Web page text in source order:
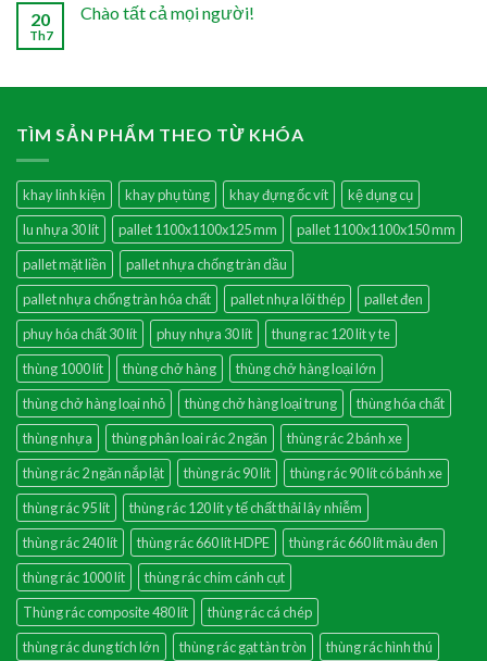
20
Th7
Chào tất cả mọi người!
TÌM SẢN PHẨM THEO TỪ KHÓA
khay linh kiện khay phụ tùng khay đựng ốc vít
kệ dụng cụ
lu nhựa 30 lít
pallet 1100x1100x125 mm
pallet 1100x1100x150 mm
pallet mặt liền
pallet nhựa chống tràn dầu
pallet nhựa chống tràn hóa chất
pallet nhựa lõi thép
pallet đen
phuy hóa chất 30 lít
phuy nhựa 30 lít
thung rac 120 lit y te
thùng 1000 lít
thùng chở hàng
thùng chở hàng loại lớn
thùng chở hàng loại nhỏ
thùng chở hàng loại trung
thùng hóa chất
thùng nhựa
thùng phân loai rác 2 ngăn
thùng rác 2 bánh xe
thùng rác 2 ngăn nắp lật
thùng rác 90 lít
thùng rác 90 lít có bánh xe
thùng rác 95 lít
thùng rác 120 lít y tế chất thải lây nhiễm
thùng rác 240 lít
thùng rác 660 lít HDPE
thùng rác 660 lít màu đen
thùng rác 1000 lít
thùng rác chim cánh cụt
Thùng rác composite 480 lít
thùng rác cá chép
thùng rác dung tích lớn
thùng rác gạt tàn tròn
thùng rác hình thú